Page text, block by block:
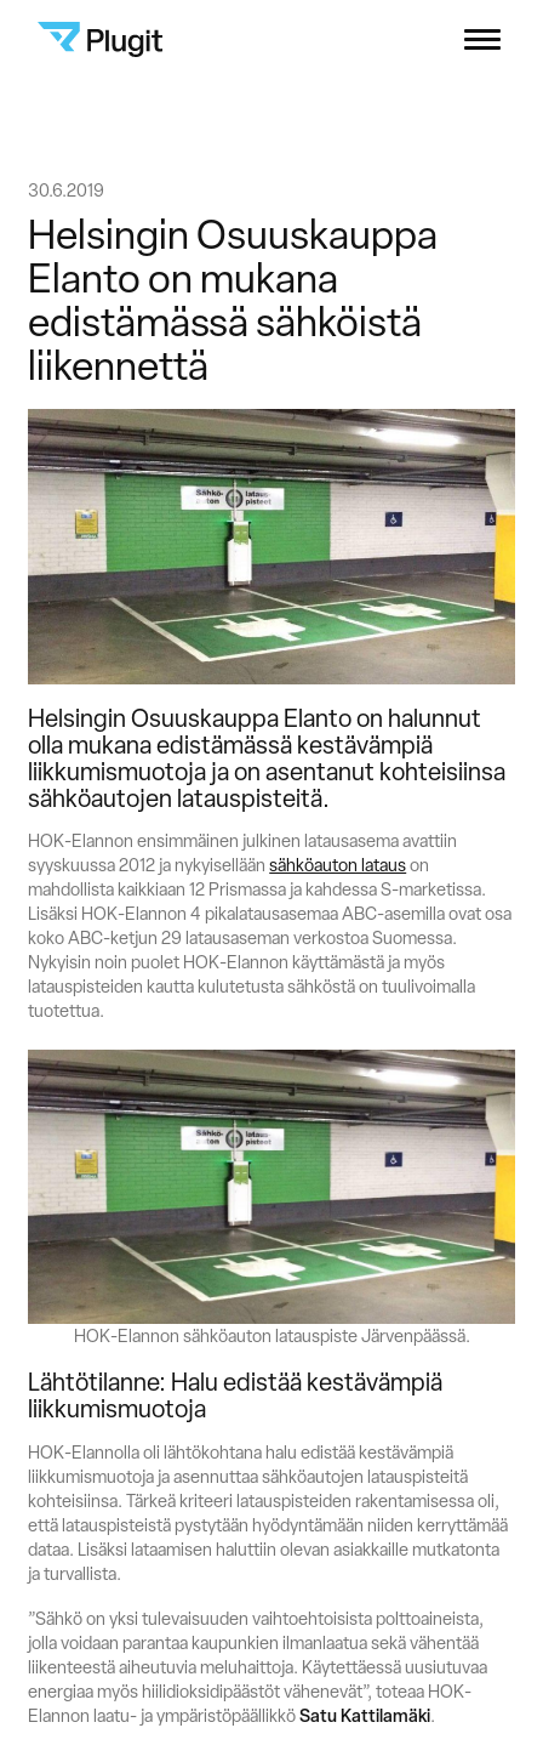
Siirry
Plugit
Menu
Latausverkosto
Sisällöt
Yritys
B2B-asiakastuki
Kuluttajat
Suomi English Svenska
Myynti
30.6.2019
Helsingin Osuuskauppa
Elanto on mukana
edistämässä sähköistä
liikennettä
Helsingin Osuuskauppa Elanto on halunnut
olla mukana edistämässä kestävämpiä
liikkumismuotoja ja on asentanut kohteisiinsa
sähköautojen latauspisteitä.
HOK-Elannon ensimmäinen julkinen latausasema avattiin
syyskuussa 2012 ja nykyiselläänsähköauton latauson
mahdollista kaikkiaan 12 Prismassa ja kahdessa S-marketissa.
Lisäksi HOK-Elannon 4 pikalatausasemaa ABC-asemilla ovat osa
koko ABC-ketjun 29 latausaseman verkostoa Suomessa.
Nykyisin noin puolet HOK-Elannon käyttämästä ja myös
latauspisteiden kautta kulutetusta sähköstä on tuulivoimalla
tuotettua.
HOK-Elannon sähköauton latauspiste Järvenpäässä.
Lähtötilanne: Halu edistää kestävämpiä
liikkumismuotoja
HOK-Elannolla oli lähtökohtana halu edistää kestävämpiä
liikkumismuotoja ja asennuttaa sähköautojen latauspisteitä
kohteisiinsa. Tärkeä kriteeri latauspisteiden rakentamisessa oli,
että latauspisteistä pystytään hyödyntämään niiden kerryttämää
dataa. Lisäksi lataamisen haluttiin olevan asiakkaille mutkatonta
ja turvallista.
”Sähkö on yksi tulevaisuuden vaihtoehtoisista polttoaineista,
jolla voidaan parantaa kaupunkien ilmanlaatua sekä vähentää
liikenteestä aiheutuvia meluhaittoja. Käytettäessä uusiutuvaa
energiaa myös hiilidioksidipäästöt vähenevät”, toteaa HOK-
Elannon laatu- ja ympäristöpäällikköSatu Kattilamäki.